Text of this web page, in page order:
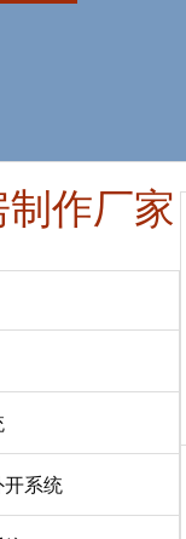
作厂家
开系统